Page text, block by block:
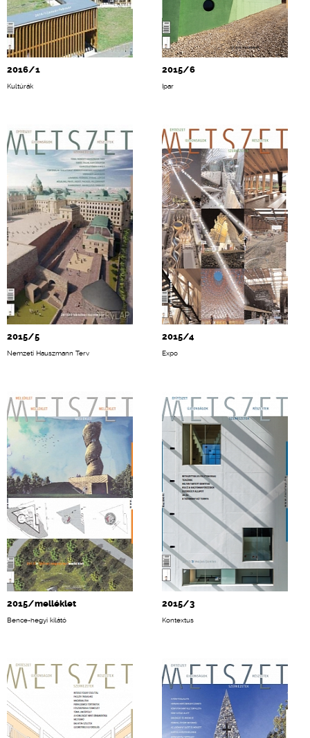
2016/1
Kultúrák
2015/6
Ipar
2015/5
Nemzeti Hauszmann Terv
2015/4
Expo
2015/melléklet
Bence-hegyi kilátó
2015/3
Kontextus